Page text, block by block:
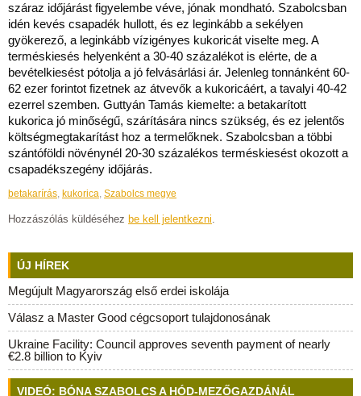
száraz időjárást figyelembe véve, jónak mondható. Szabolcsban
idén kevés csapadék hullott, és ez leginkább a sekélyen
gyökerező, a leginkább vízigényes kukoricát viselte meg. A
terméskiesés helyenként a 30-40 százalékot is elérte, de a
bevételkiesést pótolja a jó felvásárlási ár. Jelenleg tonnánként 60-
62 ezer forintot fizetnek az átvevők a kukoricáért, a tavalyi 40-42
ezerrel szemben. Guttyán Tamás kiemelte: a betakarított
kukorica jó minőségű, szárítására nincs szükség, és ez jelentős
költségmegtakarítást hoz a termelőknek. Szabolcsban a többi
szántóföldi növénynél 20-30 százalékos terméskiesést okozott a
csapadékszegény időjárás.
betakarírás, kukorica, Szabolcs megye
Hozzászólás küldéséhez be kell jelentkezni.
ÚJ HÍREK
Megújult Magyarország első erdei iskolája
Válasz a Master Good cégcsoport tulajdonosának
Ukraine Facility: Council approves seventh payment of nearly
€2.8 billion to Kyiv
VIDEÓ: BÓNA SZABOLCS A HÓD-MEZŐGAZDÁNÁL